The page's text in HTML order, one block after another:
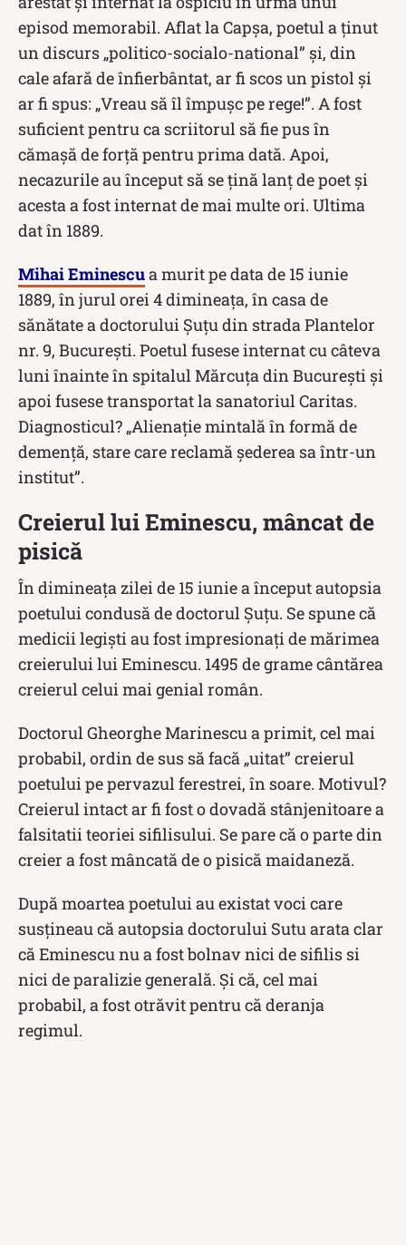
episod memorabil. Aflat la Capșa, poetul a ținut
un discurs „politico-socialo-national” și, din
cale afară de înfierbântat, ar fi scos un pistol și
ar fi spus: „Vreau să îl împuşc pe rege!”. A fost
suficient pentru ca scriitorul să fie pus în
cămașă de forță pentru prima dată. Apoi,
necazurile au început să se țină lanț de poet și
acesta a fost internat de mai multe ori. Ultima
dat în 1889.
Mihai Eminescua murit pe data de 15 iunie
1889, în jurul orei 4 dimineața, în casa de
sănătate a doctorului Șuțu din strada Plantelor
nr. 9, București. Poetul fusese internat cu câteva
luni înainte în spitalul Mărcuța din București și
apoi fusese transportat la sanatoriul Caritas.
Diagnosticul? „Alienație mintală în formă de
demență, stare care reclamă șederea sa într-un
institut”.
Creierul lui Eminescu, mâncat de
pisică
În dimineața zilei de 15 iunie a început autopsia
poetului condusă de doctorul Șuțu. Se spune că
medicii legiști au fost impresionați de mărimea
creierului lui Eminescu. 1495 de grame cântărea
creierul celui mai genial român.
Doctorul Gheorghe Marinescu a primit, cel mai
probabil, ordin de sus să facă „uitat” creierul
poetului pe pervazul ferestrei, în soare. Motivul?
Creierul intact ar fi fost o dovadă stânjenitoare a
falsitatii teoriei sifilisului. Se pare că o parte din
creier a fost mâncată de o pisică maidaneză.
După moartea poetului au existat voci care
susțineau că autopsia doctorului Sutu arata clar
că Eminescu nu a fost bolnav nici de sifilis si
nici de paralizie generală. Și că, cel mai
probabil, a fost otrăvit pentru că deranja
regimul.